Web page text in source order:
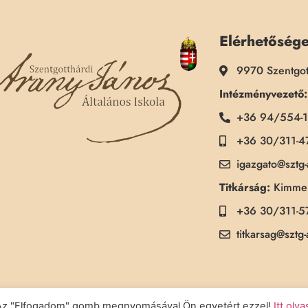
9970
Intézményvezető:
+36 94/554-
+36 30/311-
Titkárság:
+36 30/311-